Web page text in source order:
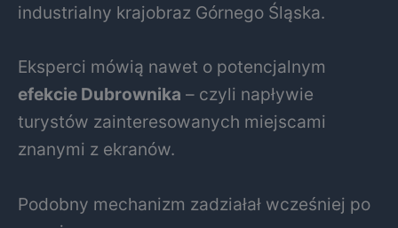
industrialny krajobraz Górnego Śląska.
Eksperci mówią nawet o potencjalnym
efekcie Dubrownika – czyli napływie
turystów zainteresowanych miejscami
znanymi z ekranów.
Podobny mechanizm zadziałał wcześniej po